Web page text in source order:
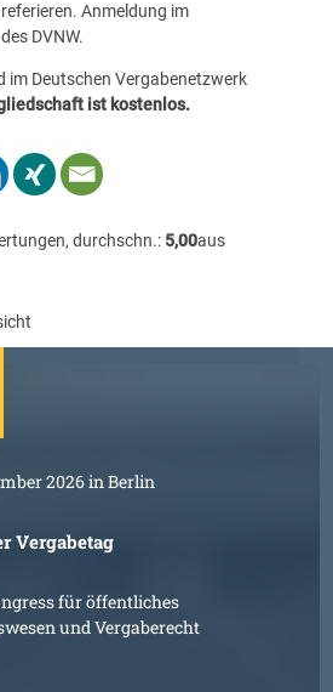
Anmeldung im
DVNW.
im Deutschen Vergabenetzwerk
ist kostenlos.
durchschn.: 5,00aus
2026 in Berlin
Vergabetag
für öffentliches
und Vergaberecht